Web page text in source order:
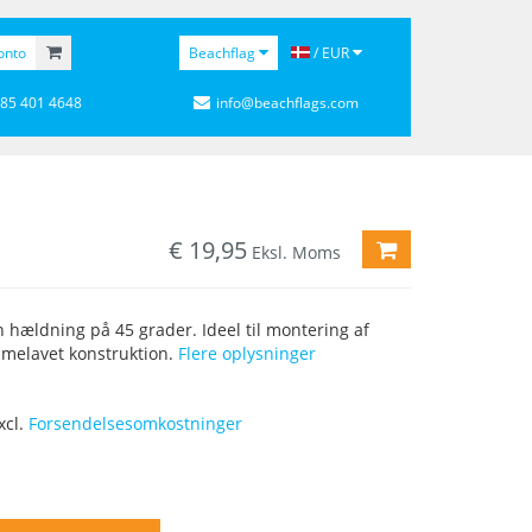
Beachflag / EUR
401 4648 info@beachflags.com
€ 19,95 Eksl. Moms LÆG I
hældning på 45 grader. Ideel til montering af
konstruktion. Flere oplysninger
Forsendelsesomkostninger